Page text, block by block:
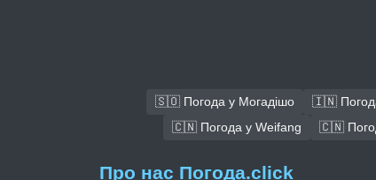
🇸🇴 Погода у Могадішо 🇮🇳
🇨🇳 Погода у Weifang
🇨🇳
Про нас Погода.click